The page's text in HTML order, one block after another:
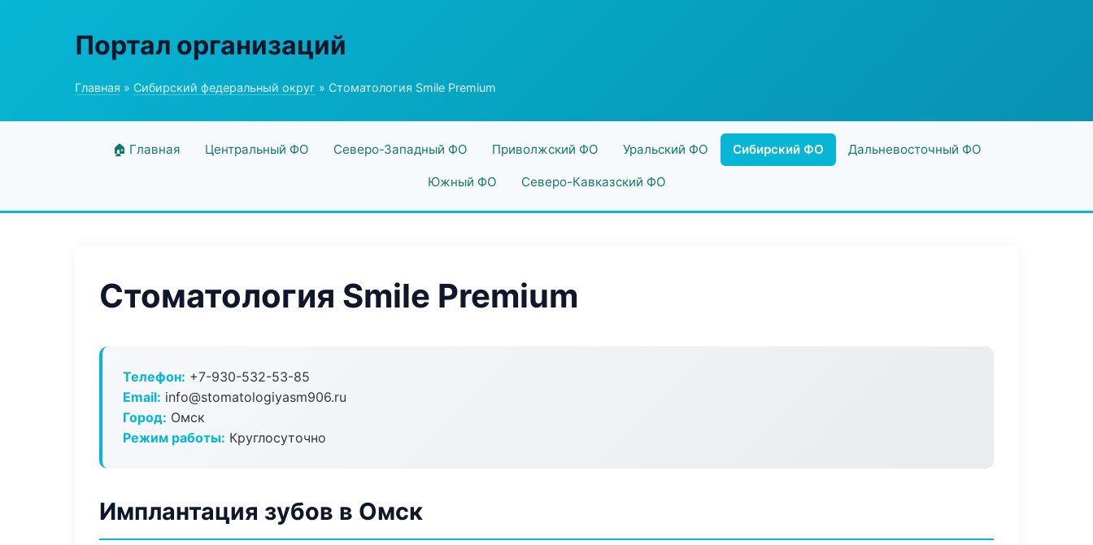
Портал организаций
Главная » Сибирский федеральный округ » Стоматология Smile Premium
🏠 Главная Центральный ФО Северо-Западный ФО Приволжский ФО Уральский ФО Сибирский ФО Дальневосточный ФО
Южный ФО Северо-Кавказский ФО
Стоматология Smile Premium
Телефон: +7-930-532-53-85
Email: info@stomatologiyasm906.ru
Город: Омск
Режим работы: Круглосуточно
Имплантация зубов в Омск